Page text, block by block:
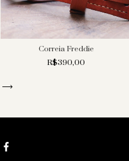
Correia Freddie
R$390,00